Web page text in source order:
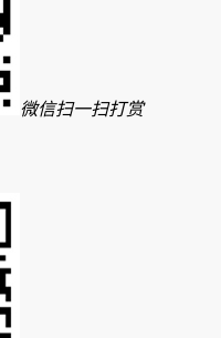
微信扫一扫打赏